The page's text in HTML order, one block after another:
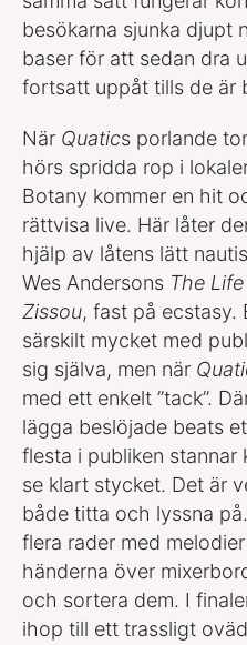
besökarna sjunka djupt
baser för att sedan dra
fortsatt uppåt tills de är
När Quatics porlande
hörs spridda rop i
Botany kommer en hit
rättvisa live. Här låter
hjälp av låtens lätt
Wes Andersons The
Zissou, fast på ecstasy.
särskilt mycket med
sig själva, men när
med ett enkelt ”tack”.
lägga beslöjade beats
flesta i publiken
se klart stycket. Det är
både titta och lyssna
flera rader med
händerna över
och sortera dem. I
ihop till ett trassligt